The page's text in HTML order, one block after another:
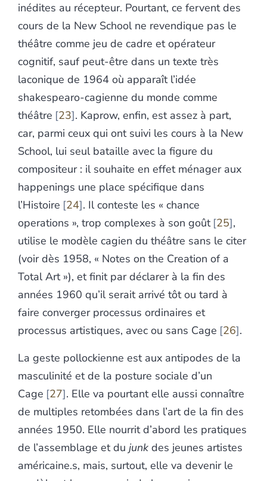
inédites au récepteur. Pourtant, ce fervent des
cours de la New School ne revendique pas le
théâtre comme jeu de cadre et opérateur
cognitif, sauf peut-être dans un texte très
laconique de 1964 où apparaît l’idée
shakespearo-cagienne du monde comme
théâtre 23 . Kaprow, enfin, est assez à part,
car, parmi ceux qui ont suivi les cours à la New
School, lui seul bataille avec la figure du
compositeur : il souhaite en effet ménager aux
happenings une place spécifique dans
l’Histoire 24 . Il conteste les « chance
operations », trop complexes à son goût 25 ,
utilise le modèle cagien du théâtre sans le citer
(voir dès 1958, « Notes on the Creation of a
Total Art »), et finit par déclarer à la fin des
années 1960 qu’il serait arrivé tôt ou tard à
faire converger processus ordinaires et
processus artistiques, avec ou sans Cage 26 .
La geste pollockienne est aux antipodes de la
masculinité et de la posture sociale d’un
Cage 27 . Elle va pourtant elle aussi connaître
de multiples retombées dans l’art de la fin des
années 1950. Elle nourrit d’abord les pratiques
de l’assemblage et du junk des jeunes artistes
américaine.s, mais, surtout, elle va devenir le